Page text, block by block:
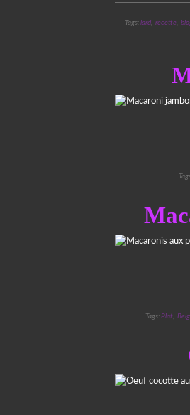
Tags: lard, recette,
Tags: Plat,